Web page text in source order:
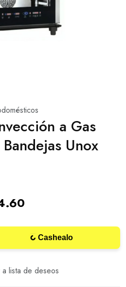
a Gas
Unox
Cashealo
lista de deseos